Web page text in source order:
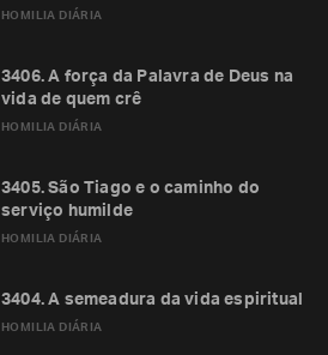
HOMILIA DIÁRIA
HOMILIA DIÁRIA
3406. A força da Palavra de Deus na
vida de quem crê
HOMILIA DIÁRIA
3405. São Tiago e o caminho do
serviço humilde
HOMILIA DIÁRIA
3404. A semeadura da vida espiritual